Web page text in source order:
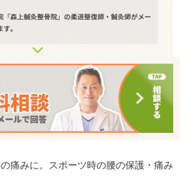
痛みに。スポーツ時の腰の保護・痛み